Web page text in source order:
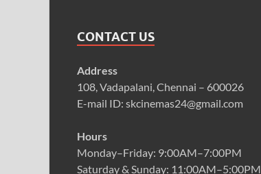
CONTACT US
Address
108, Vadapalani, Chennai – 600026
E-mail ID: skcinemas24@gmail.com
Hours
Monday–Friday: 9:00AM–7:00PM
Saturday & Sunday: 11:00AM–5:00PM